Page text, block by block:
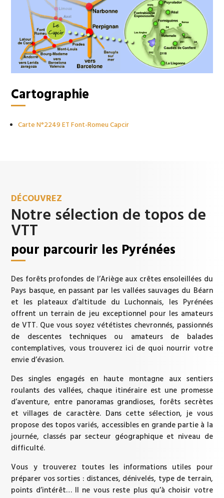
Cartographie
Carte N°2249 ET Font-Romeu Capcir
DÉCOUVREZ
Notre sélection de topos de
VTT
pour parcourir les Pyrénées
Des forêts profondes de l’Ariège aux crêtes ensoleillées du
Pays basque, en passant par les vallées sauvages du Béarn
et les plateaux d’altitude du Luchonnais, les Pyrénées
offrent un terrain de jeu exceptionnel pour les amateurs
de VTT. Que vous soyez vététistes chevronnés, passionnés
de descentes techniques ou amateurs de balades
contemplatives, vous trouverez ici de quoi nourrir votre
envie d’évasion.
Des singles engagés en haute montagne aux sentiers
roulants des vallées, chaque itinéraire est une promesse
d’aventure, entre panoramas grandioses, forêts secrètes
et villages de caractère. Dans cette sélection, je vous
propose des topos variés, accessibles en grande partie à la
journée, classés par secteur géographique et niveau de
difficulté.
Vous y trouverez toutes les informations utiles pour
préparer vos sorties : distances, dénivelés, type de terrain,
points d’intérêt… Il ne vous reste plus qu’à choisir votre